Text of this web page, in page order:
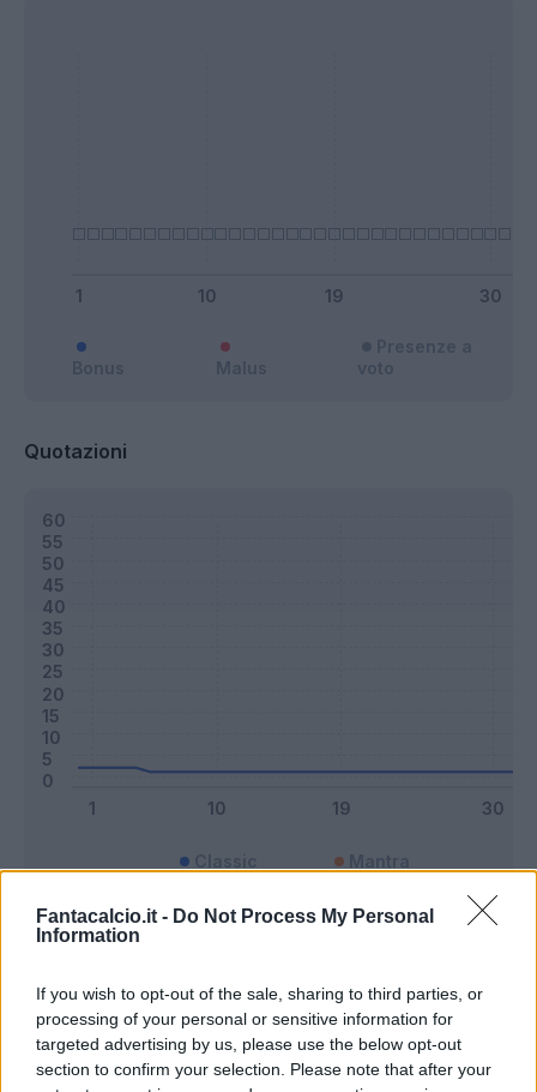
Fantacalcio.it - Do Not Process My Personal
Information
If you wish to opt-out of the sale, sharing to third parties, or
processing of your personal or sensitive information for
targeted advertising by us, please use the below opt-out
section to confirm your selection. Please note that after your
Quotazioni
Classic Mantra
Riepilogo stagione
Titolare
Entrato 0 - 0
Squalificato